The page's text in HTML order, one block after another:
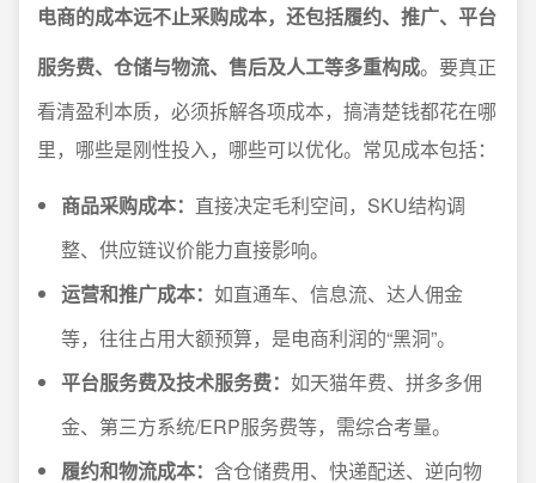
电商的成本远不止采购成本，还包括履约、推广、平台
服务费、仓储与物流、售后及人工等多重构成。要真正
看清盈利本质，必须拆解各项成本，搞清楚钱都花在哪
里，哪些是刚性投入，哪些可以优化。常见成本包括：
商品采购成本： 直接决定毛利空间，SKU结构调
整、供应链议价能力直接影响。
运营和推广成本： 如直通车、信息流、达人佣金
等，往往占用大额预算，是电商利润的“黑洞”。
平台服务费及技术服务费： 如天猫年费、拼多多佣
金、第三方系统/ERP服务费等，需综合考量。
履约和物流成本： 含仓储费用、快递配送、逆向物